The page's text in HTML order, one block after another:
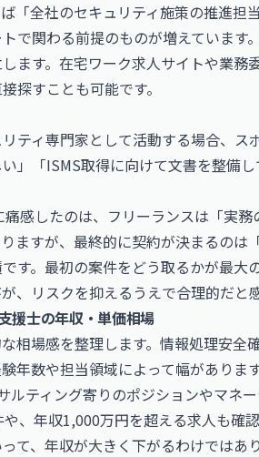
「全社のセキュリティ施策の推進担
で関わる前提のものが増えています
ます。在宅ワーク求人サイトや業務
探すことも可能です。
ティ専門家として活動する場合、ス
」「ISMS取得に向けて文書を整備
感したのは、フリーランスは「実
ますが、最終的に契約が決まるのは
す。最初の案件をどう取るかが最大
、リスクを抑えるうえで合理的だと
援士の年収・単価相場
相場感を整理します。情報処理安全
年数や担当領域によって幅がありま
ルティング寄りのポジションやマネ
、年収1,000万円を超える求人も確認
て、年収が大きく下がるわけではあ